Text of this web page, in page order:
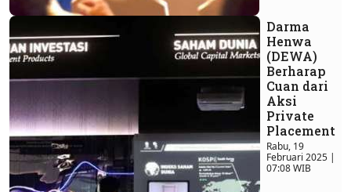
Darma
Henwa
(DEWA)
Berharap
Cuan dari
Aksi
Private
Placement
Rabu, 19
Februari 2025 |
07:08 WIB